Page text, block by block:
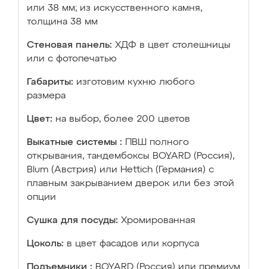
или 38 мм; из искусственного камня,
толщина 38 мм
Стеновая панель: ХДФ в цвет столешницы
или с фотопечатью
Габариты: изготовим кухню любого
размера
Цвет: на выбор, более 200 цветов
Выкатные системы :
ПВШ полного
открывания, тандембоксы BOYARD (Россия),
Blum (Австрия) или Hettich (Германия) с
плавным закрыванием дверок или без этой
опции
Сушка для посуды: Хромированная
Цоколь: в цвет фасадов или корпуса